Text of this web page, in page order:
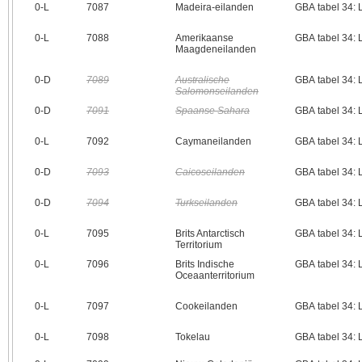
0‑L 7087 Madeira-eilanden GBA tabel 34:
0‑L 7088
Amerikaanse
Maagdeneilanden
GBA tabel 34:
0‑D 7089
Australische
Salomonseilanden
GBA tabel 34:
0‑D 7091 Spaanse Sahara GBA tabel 34:
0‑L 7092 Caymaneilanden GBA tabel 34:
0‑D 7093 Caicoseilanden GBA tabel 34:
0‑D 7094 Turkseilanden GBA tabel 34:
0‑L 7095
Brits Antarctisch
Territorium
GBA tabel 34:
0‑L 7096
Brits Indische
Oceaanterritorium
GBA tabel 34:
0‑L 7097 Cookeilanden GBA tabel 34:
0‑L 7098 Tokelau GBA tabel 34: